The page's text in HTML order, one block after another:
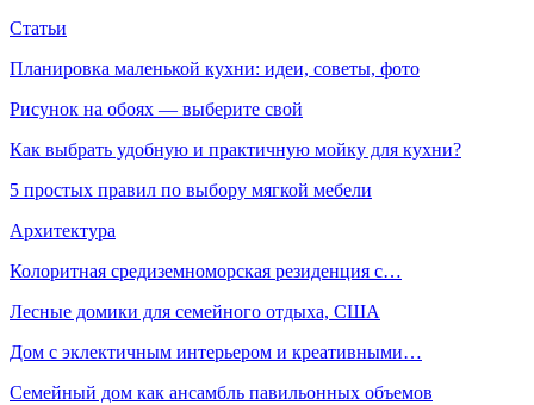
Статьи
Планировка маленькой кухни: идеи, советы, фото
Рисунок на обоях — выберите свой
Как выбрать удобную и практичную мойку для кухни?
5 простых правил по выбору мягкой мебели
Архитектура
Колоритная средиземноморская резиденция с…
Лесные домики для семейного отдыха, США
Дом с эклектичным интерьером и креативными…
Семейный дом как ансамбль павильонных объемов